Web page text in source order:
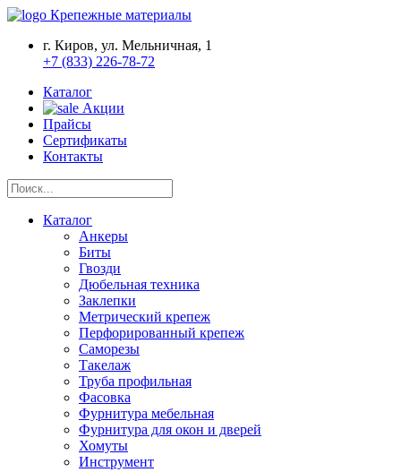
Крепежные материалы
г. Киров, ул. Мельничная, 1
+7 (833) 226-78-72
Каталог
Акции
Прайсы
Сертификаты
Контакты
Каталог
Анкеры
Биты
Гвозди
Дюбельная техника
Заклепки
Метрический крепеж
Перфорированный крепеж
Саморезы
Такелаж
Труба профильная
Фасовка
Фурнитура мебельная
Фурнитура для окон и дверей
Хомуты
Инструмент